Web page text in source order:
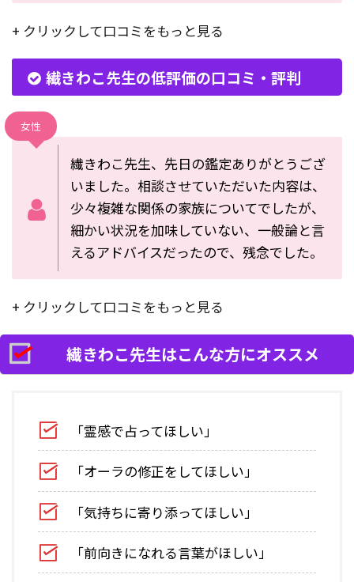
+ クリックして口コミをもっと見る
繊きわこ先生の低評価の口コミ・評判
女性
繊きわこ先生、先日の鑑定ありがとうござ
いました。相談させていただいた内容は、
少々複雑な関係の家族についてでしたが、
細かい状況を加味していない、一般論と言
えるアドバイスだったので、残念でした。
+ クリックして口コミをもっと見る
繊きわこ先生はこんな方にオススメ
「霊感で占ってほしい」
「オーラの修正をしてほしい」
「気持ちに寄り添ってほしい」
「前向きになれる言葉がほしい」